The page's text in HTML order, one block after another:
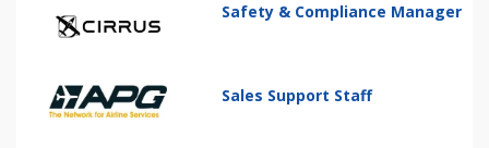
Safety & Compliance Manager
Sales Support Staff